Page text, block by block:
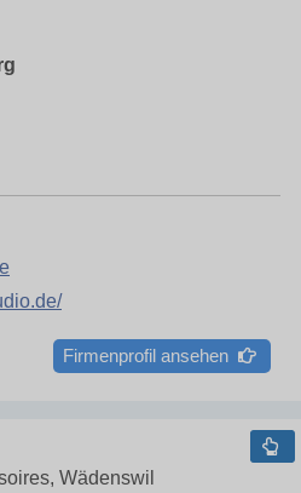
Firmenprofil ansehen
Wädenswil